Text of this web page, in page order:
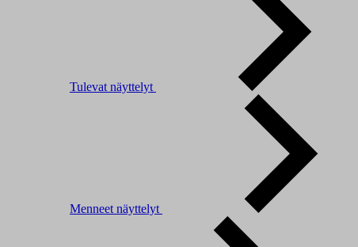
Tulevat näyttelyt
Menneet näyttelyt